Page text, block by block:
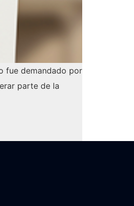
fue demandado por
parte de la